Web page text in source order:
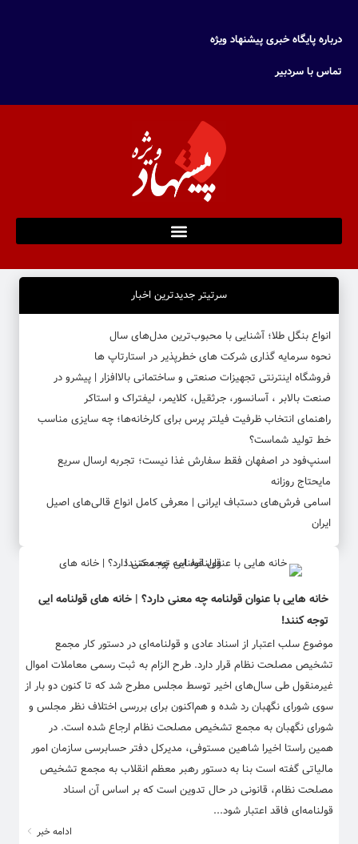
درباره پایگاه خبری پیشنهاد ویژه
تماس با سردبیر
سرتیتر جدیدترین اخبار
انواع بنگل طلا؛ آشنایی با محبوب‌ترین مدل‌های سال
نحوه سرمایه‌ گذاری شرکت‌ های خطرپذیر در استارتاپ ها
فروشگاه اینترنتی تجهیزات صنعتی و ساختمانی بالاافزار | پیشرو در
صنعت بالابر ، آسانسور، جرثقیل، کلایمر، لیفتراک و استاکر
راهنمای انتخاب ظرفیت فیلتر پرس برای کارخانه‌ها؛ چه سایزی مناسب
خط تولید شماست؟
اسنپ‌فود در اصفهان فقط سفارش غذا نیست؛ تجربه ارسال سریع
مایحتاج روزانه
اسامی فرش‌های دستباف ایرانی | معرفی کامل انواع قالی‌های اصیل
ایران
خانه هایی با عنوان قولنامه چه معنی دارد؟ | خانه های قولنامه ایی
توجه کنند!
موضوع سلب اعتبار از اسناد عادی و قولنامه‌ای در دستور کار مجمع
تشخیص مصلحت نظام قرار دارد. طرح الزام به ثبت رسمی معاملات اموال
غیرمنقول طی سال‌های اخیر توسط مجلس مطرح شد که تا کنون دو بار از
سوی شورای نگهبان رد شده و هم‌اکنون برای بررسی اختلاف نظر مجلس و
شورای نگهبان به مجمع تشخیص مصلحت نظام ارجاع شده است. در
همین راستا اخیرا شاهین مستوفی، مدیرکل دفتر حسابرسی سازمان امور
مالیاتی گفته است بنا به دستور رهبر معظم انقلاب به مجمع تشخیص
مصلحت نظام، قانونی در حال تدوین است که بر اساس آن اسناد
قولنامه‌ای فاقد اعتبار شود...
ادامه خبر